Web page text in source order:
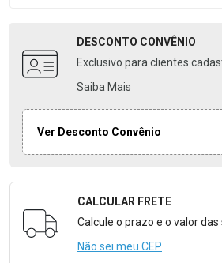
DESCONTO CONVÊNIO
Exclusivo para clientes
Saiba Mais
Ver Desconto Convênio
Formulário para Calcular o
CALCULAR FRETE
Calcule o prazo e o valor
Não sei meu CEP